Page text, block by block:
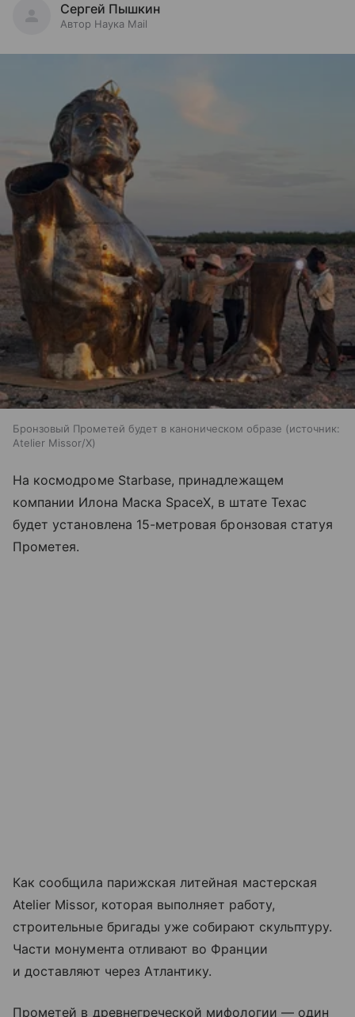
Сергей Пышкин
Автор Наука Mail
Бронзовый Прометей будет в каноническом образе
источник:
Atelier Missor/X
На космодроме Starbase, принадлежащем
компании Илона Маска SpaceX, в штате Техас
будет установлена 15-метровая бронзовая статуя
Прометея.
Как сообщила парижская литейная мастерская
Atelier Missor, которая выполняет работу,
строительные бригады уже собирают скульптуру.
Части монумента отливают во Франции
и доставляют через Атлантику.
Прометей в древнегреческой мифологии — один